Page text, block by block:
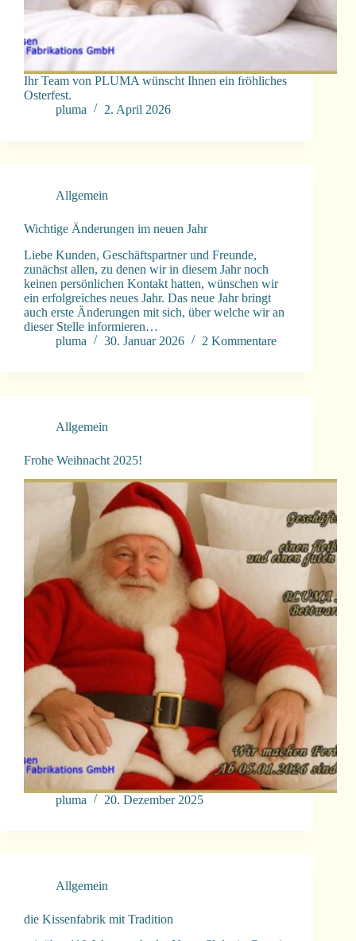
Ihr Team von PLUMA wünscht Ihnen ein fröhliches
Osterfest.
pluma
2. April 2026
Allgemein
Wichtige Änderungen im neuen Jahr
Liebe Kunden, Geschäftspartner und Freunde,
zunächst allen, zu denen wir in diesem Jahr noch
keinen persönlichen Kontakt hatten, wünschen wir
ein erfolgreiches neues Jahr. Das neue Jahr bringt
auch erste Änderungen mit sich, über welche wir an
dieser Stelle informieren…
pluma
30. Januar 2026 2 Kommentare
Allgemein
Frohe Weihnacht 2025!
pluma 20. Dezember 2025
Allgemein
die Kissenfabrik mit Tradition